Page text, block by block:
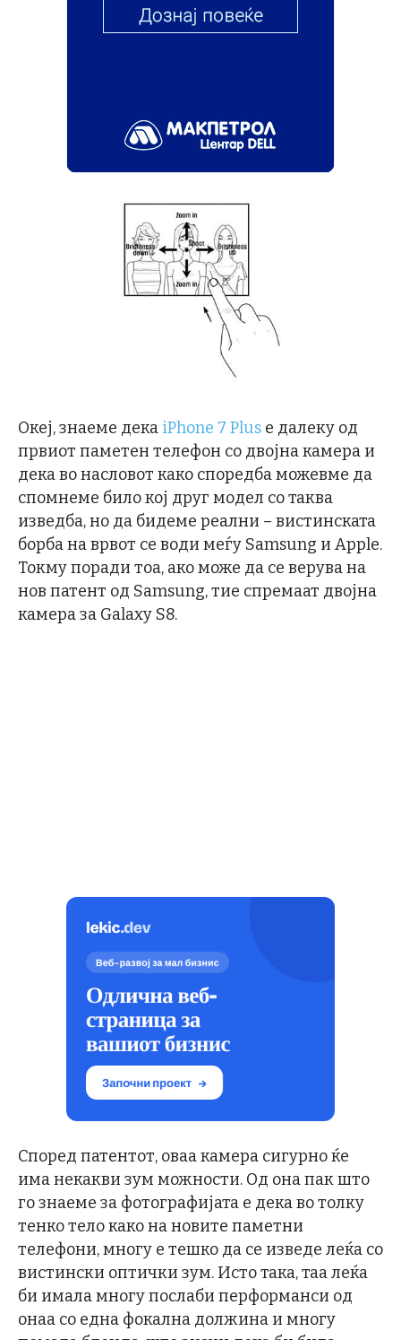
Океј, знаеме дека iPhone 7 Plus е далеку од
првиот паметен телефон со двојна камера и
дека во насловот како споредба можевме да
спомнеме било кој друг модел со таква
изведба, но да бидеме реални – вистинската
борба на врвот се води меѓу Samsung и Apple.
Токму поради тоа, ако може да се верува на
нов патент од Samsung, тие спремаат двојна
камера за Galaxy S8.
Според патентот, оваа камера сигурно ќе
има некакви зум можности. Од она пак што
го знаеме за фотографијата е дека во толку
тенко тело како на новите паметни
телефони, многу е тешко да се изведе леќа со
вистински оптички зум. Исто така, таа леќа
би имала многу послаби перформанси од
онаа со една фокална должина и многу